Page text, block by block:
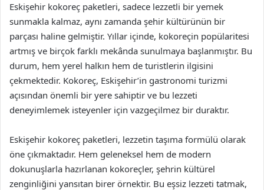
Eskişehir kokoreç paketleri, sadece lezzetli bir yemek
sunmakla kalmaz, aynı zamanda şehir kültürünün bir
parçası haline gelmiştir. Yıllar içinde, kokoreçin popülaritesi
artmış ve birçok farklı mekânda sunulmaya başlanmıştır. Bu
durum, hem yerel halkın hem de turistlerin ilgisini
çekmektedir. Kokoreç, Eskişehir’in gastronomi turizmi
açısından önemli bir yere sahiptir ve bu lezzeti
deneyimlemek isteyenler için vazgeçilmez bir duraktır.
Eskişehir kokoreç paketleri, lezzetin taşıma formülü olarak
öne çıkmaktadır. Hem geleneksel hem de modern
dokunuşlarla hazırlanan kokoreçler, şehrin kültürel
zenginliğini yansıtan birer örnektir. Bu eşsiz lezzeti tatmak,